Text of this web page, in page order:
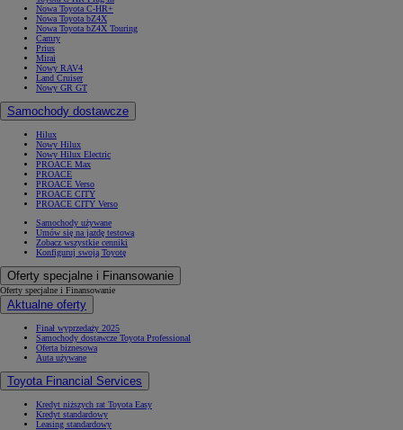
Nowa Toyota C-HR+
Nowa Toyota bZ4X
Nowa Toyota bZ4X Touring
Camry
Prius
Mirai
Nowy RAV4
Land Cruiser
Nowy GR GT
Samochody dostawcze
Hilux
Nowy Hilux
Nowy Hilux Electric
PROACE Max
PROACE
PROACE Verso
PROACE CITY
PROACE CITY Verso
Samochody używane
Umów się na jazdę testową
Zobacz wszystkie cenniki
Konfiguruj swoją Toyotę
Oferty specjalne i Finansowanie
Oferty specjalne i Finansowanie
Aktualne oferty
Finał wyprzedaży 2025
Samochody dostawcze Toyota Professional
Oferta biznesowa
Auta używane
Toyota Financial Services
Kredyt niższych rat Toyota Easy
Kredyt standardowy
Leasing standardowy